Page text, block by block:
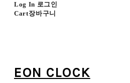
Log In 로그인
Cart장바구니
EON CLOCK